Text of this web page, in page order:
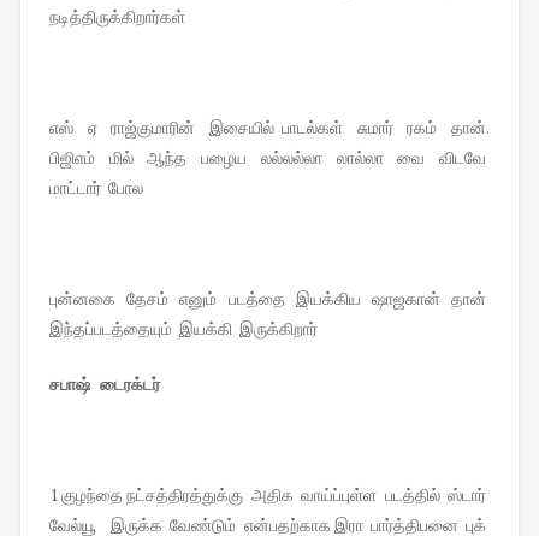
நடித்திருக்கிறார்கள்
எஸ் ஏ ராஜ்குமாரின் இசையில் பாடல்கள் சுமார் ரகம் தான்.
பிஜிஎம் மில் ஆந்த பழைய லல்லல்லா லால்லா வை விடவே
மாட்டார் போல
புன்னகை தேசம் எனும் படத்தை இயக்கிய ஷாஜகான் தான்
இந்தப்படத்தையும் இயக்கி இருக்கிறார்
சபாஷ் டைரக்டர்
1 குழந்தை நட்சத்திரத்துக்கு அதிக வாய்ப்புள்ள படத்தில் ஸ்டார்
வேல்யூ இருக்க வேண்டும் என்பதற்காக இரா பார்த்திபனை புக்